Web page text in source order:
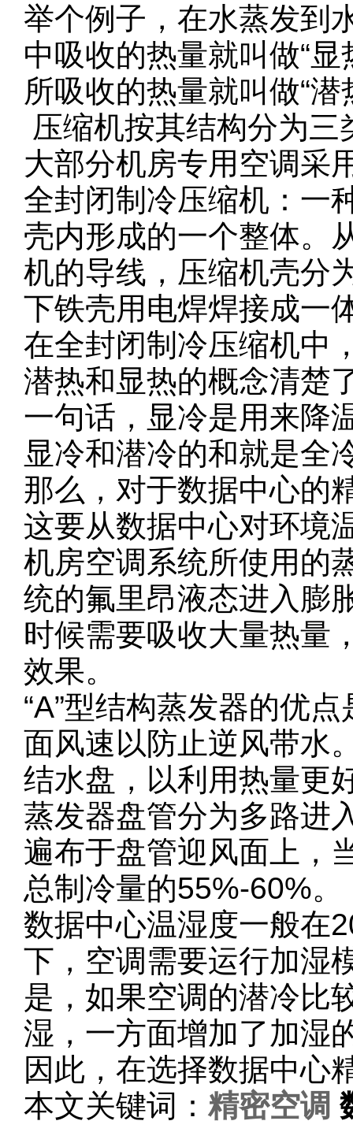
举个例子，在水蒸发
中吸收的热量就叫做“
所吸收的热量就叫做“潜
压缩机按其结构分为
大部分机房专用空调采
全封闭制冷压缩机：一
壳内形成的一个整体。
机的导线，压缩机壳分
下铁壳用电焊焊接成一
在全封闭制冷压缩机中
潜热和显热的概念清楚
一句话，显冷是用来降
显冷和潜冷的和就是全
那么，对于数据中心的
这要从数据中心对环境
机房空调系统所使用的
统的氟里昂液态进入膨
时候需要吸收大量热量
效果。
“A”型结构蒸发器的优
面风速以防止逆风带水
结水盘，以利用热量更
蒸发器盘管分为多路进
遍布于盘管迎风面上，
总制冷量的55%-60%。
数据中心温湿度一般在
下，空调需要运行加湿
是，如果空调的潜冷比
湿，一方面增加了加湿
因此，在选择数据中心
本文关键词： 精密空调